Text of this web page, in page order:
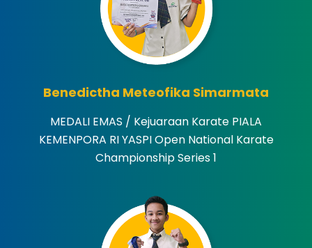
Benedictha Meteofika Simarmata
MEDALI EMAS / Kejuaraan Karate PIALA
KEMENPORA RI YASPI Open National Karate
Championship Series 1